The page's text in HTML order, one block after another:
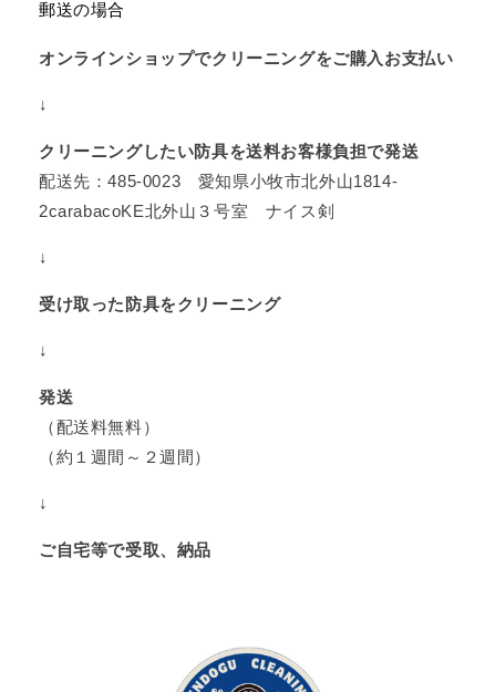
郵送の場合
オンラインショップでクリーニングをご購入お支払い
↓
クリーニングしたい防具を送料お客様負担で発送
配送先：485-0023 愛知県小牧市北外山1814-
2carabacoKE北外山３号室 ナイス剣
↓
受け取った防具をクリーニング
↓
発送
（配送料無料）
（約１週間～２週間）
↓
ご自宅等で受取、納品